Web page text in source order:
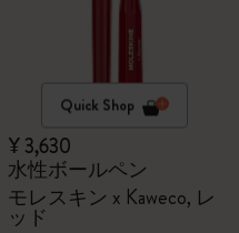
Quick Shop
¥ 3,630
水性ボールペン
モレスキン x Kaweco, レ
ッド